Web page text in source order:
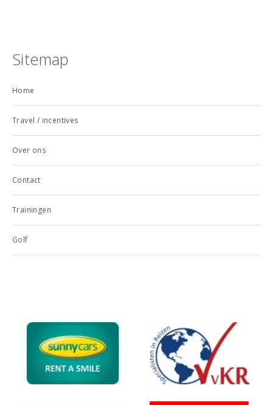
Sitemap
Home
Travel / incentives
Over ons
Contact
Trainingen
Golf